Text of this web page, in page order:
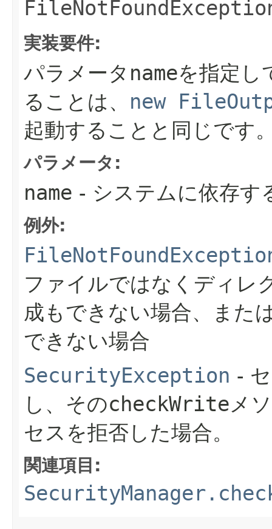
実装要件:
パラメータ nameを指定し
ることは、 new
起動することと同じです
パラメータ:
name - システムに依存す
例外:
ファイルではなくディレ
成もできない場合、また
できない場合
SecurityException -
し、そのcheckWriteメ
セスを拒否した場合。
関連項目: